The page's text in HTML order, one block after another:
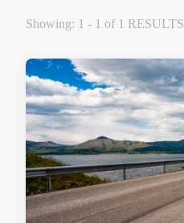
Showing: 1 - 1 of 1 RESULTS